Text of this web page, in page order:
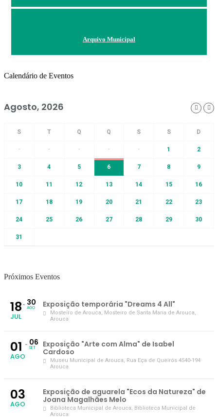
Arquivo Municipal
Calendário de Eventos
Agosto, 2026
- - - - - 1 2
3 4 5 6 7 8 9
10 11 12 13 14 15 16
17 18 19 20 21 22 23
24 25 26 27 28 29 30
31
Próximos Eventos
18
JUL
30
AGO Exposição temporária "Dreams 4 All"
Mosteiro de Arouca, Mosteiro de Santa Maria de Arouca,
Arouca
01
AGO
06
SET
Exposição "Arte com Alma" de Isabel
Cardoso
Museu Municipal de Arouca, Rua Eça de Queirós 4540-194
Arouca
03
AGO
Exposição de aguarela "Ecos da Natureza" de
Joana Magalhães Melo
Biblioteca Municipal de Arouca, Biblioteca Municipal de
Arouca